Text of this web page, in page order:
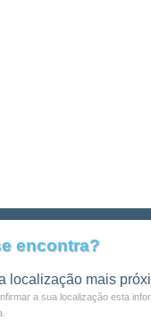
encontra?
localização mais
a sua localização esta